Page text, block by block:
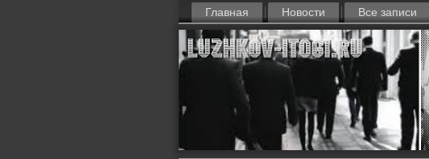
Главная Новости Все записи